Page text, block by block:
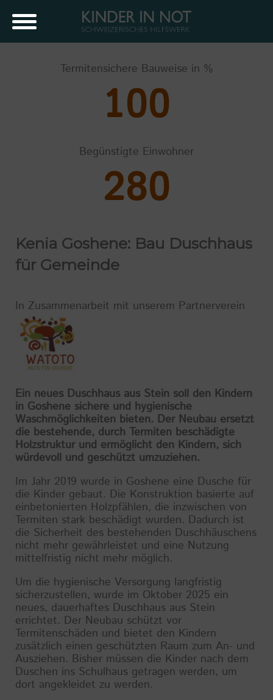
Termitensichere Bauweise in %
100
Begünstigte Einwohner
280
Kenia Goshene: Bau Duschhaus
für Gemeinde
In Zusammenarbeit mit unserem Partnerverein
Ein neues Duschhaus aus Stein soll den Kindern
in Goshene sichere und hygienische
Waschmöglichkeiten bieten. Der Neubau ersetzt
die bestehende, durch Termiten beschädigte
Holzstruktur und ermöglicht den Kindern, sich
würdevoll und geschützt umzuziehen.
Im Jahr 2019 wurde in Goshene eine Dusche für
die Kinder gebaut. Die Konstruktion basierte auf
einbetonierten Holzpfählen, die inzwischen von
Termiten stark beschädigt wurden. Dadurch ist
die Sicherheit des bestehenden Duschhäuschens
nicht mehr gewährleistet und eine Nutzung
mittelfristig nicht mehr möglich.
Um die hygienische Versorgung langfristig
sicherzustellen, wurde im Oktober 2025 ein
neues, dauerhaftes Duschhaus aus Stein
errichtet. Der Neubau schützt vor
Termitenschäden und bietet den Kindern
zusätzlich einen geschützten Raum zum An- und
Ausziehen. Bisher müssen die Kinder nach dem
Duschen ins Schulhaus getragen werden, um
dort angekleidet zu werden.